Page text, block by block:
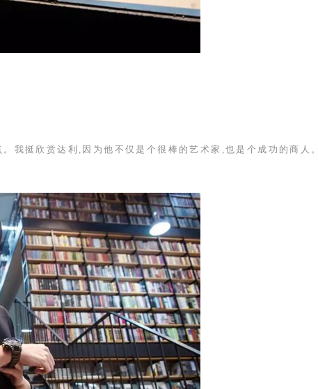
我挺欣赏达利,因为他不仅是个很棒的艺术家,也是个成功的商人。